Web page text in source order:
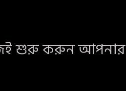
শুরু করুন আপনার